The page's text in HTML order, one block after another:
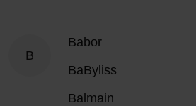
B
Babor
BaByliss
Balmain